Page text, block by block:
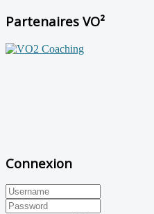
Partenaires VO²
Connexion